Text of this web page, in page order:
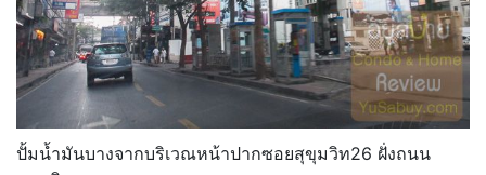
ปั้มน้ำมันบางจากบริเวณหน้าปากซอยสุขุมวิท26 ฝั่งถนน